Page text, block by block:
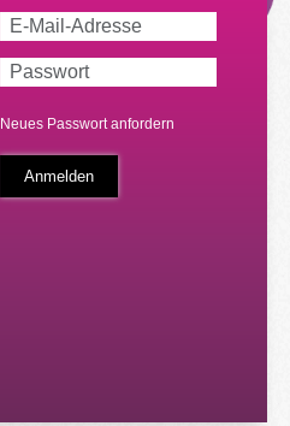
Neues Passwort anfordern